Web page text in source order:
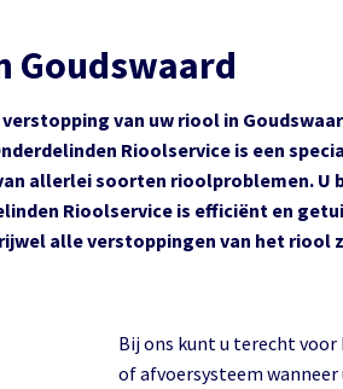
Goudswaard
van uw riool in
Rioolservice is een
allerlei soorten rioolproblemen. U
Rioolservice is efficiënt en
alle verstoppingen van het riool
Bij ons kunt u terecht
of afvoersysteem